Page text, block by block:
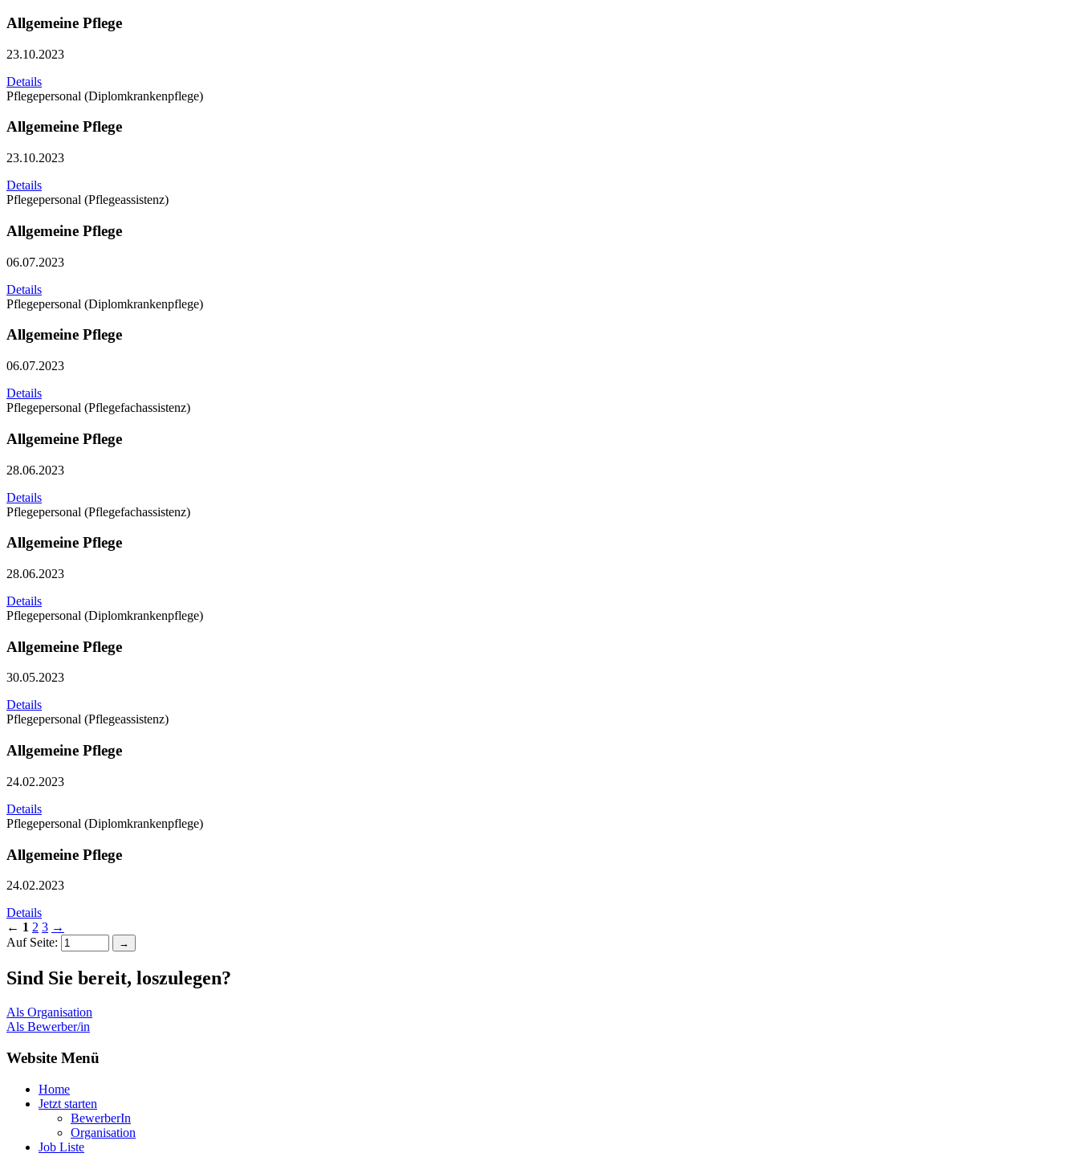
Allgemeine Pflege
23.10.2023
Details
Pflegepersonal (Diplomkrankenpflege)
Allgemeine Pflege
23.10.2023
Details
Pflegepersonal (Pflegeassistenz)
Allgemeine Pflege
06.07.2023
Details
Pflegepersonal (Diplomkrankenpflege)
Allgemeine Pflege
06.07.2023
Details
Pflegepersonal (Pflegefachassistenz)
Allgemeine Pflege
28.06.2023
Details
Pflegepersonal (Pflegefachassistenz)
Allgemeine Pflege
28.06.2023
Details
Pflegepersonal (Diplomkrankenpflege)
Allgemeine Pflege
30.05.2023
Details
Pflegepersonal (Pflegeassistenz)
Allgemeine Pflege
24.02.2023
Details
Pflegepersonal (Diplomkrankenpflege)
Allgemeine Pflege
24.02.2023
Details
← 1 2 3 →
Auf Seite:
→
Sind Sie bereit, loszulegen?
Als Organisation
Als Bewerber/in
Website Menü
Home
Jetzt starten
BewerberIn
Organisation
Job Liste